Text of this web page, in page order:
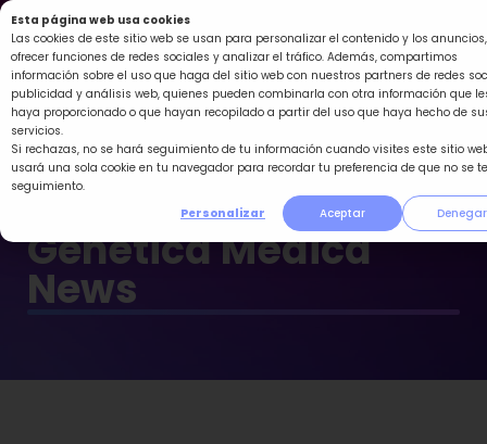
Esta página web usa cookies
Las cookies de este sitio web se usan para personalizar el contenido y los anuncios,
ofrecer funciones de redes sociales y analizar el tráfico. Además, compartimos
información sobre el uso que haga del sitio web con nuestros partners de redes
publicidad y análisis web, quienes pueden combinarla con otra información que
haya proporcionado o que hayan recopilado a partir del uso que haya hecho de
servicios.
Si rechazas, no se hará seguimiento de tu información cuando visites este sitio
usará una sola cookie en tu navegador para recordar tu preferencia de que no se
seguimiento.
Personalizar
Aceptar Denegar
Ir
al
contenido
Genética Médica
News